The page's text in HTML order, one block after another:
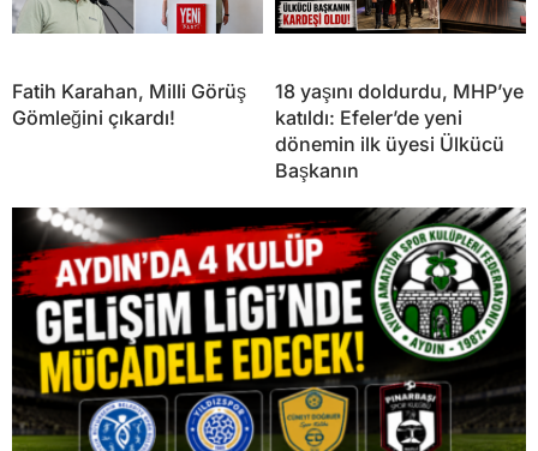
Fatih Karahan, Milli Görüş
Gömleğini çıkardı!
18 yaşını doldurdu, MHP’ye
katıldı: Efeler’de yeni
dönemin ilk üyesi Ülkücü
Başkanın